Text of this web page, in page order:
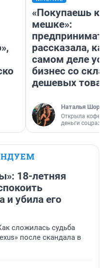
«Покупаешь
мешке»:
рассказала,
самом деле
бизнес со
дешевых
Наталья
Открыла
деньги
18-летняя
и убила его
сложилась судьба
после скандала в